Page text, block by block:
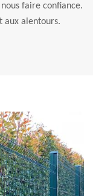
faire confiance.
aux alentours.